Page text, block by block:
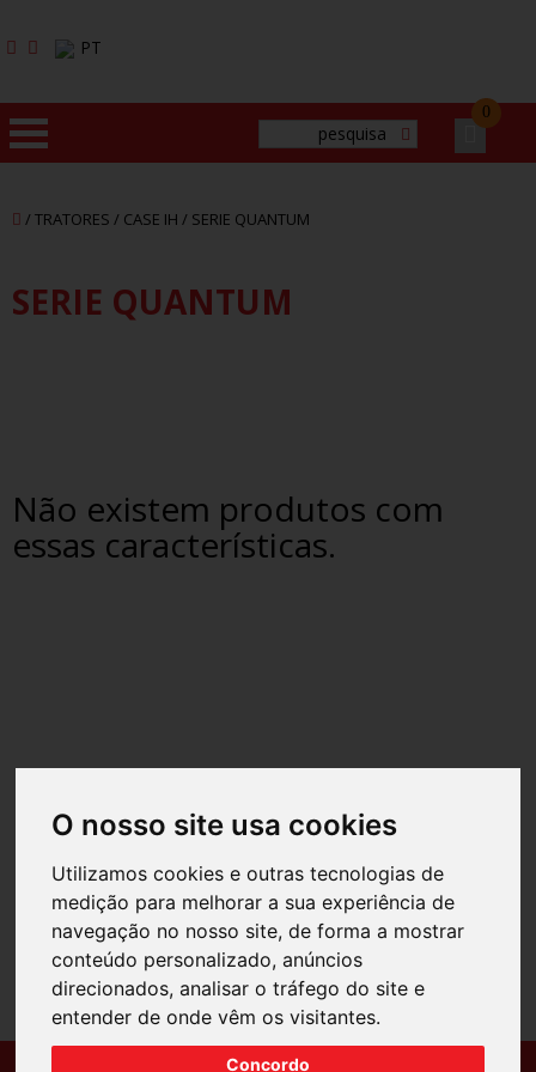
O nosso site usa cookies
Utilizamos cookies e outras tecnologias de
medição para melhorar a sua experiência de
navegação no nosso site, de forma a mostrar
conteúdo personalizado, anúncios
direcionados, analisar o tráfego do site e
entender de onde vêm os visitantes.
Concordo
PT
0
PRODUTOS
CONTACTOS
/ TRATORES / CASE IH / SERIE QUANTUM
SERIE QUANTUM
Não existem produtos com
essas características.